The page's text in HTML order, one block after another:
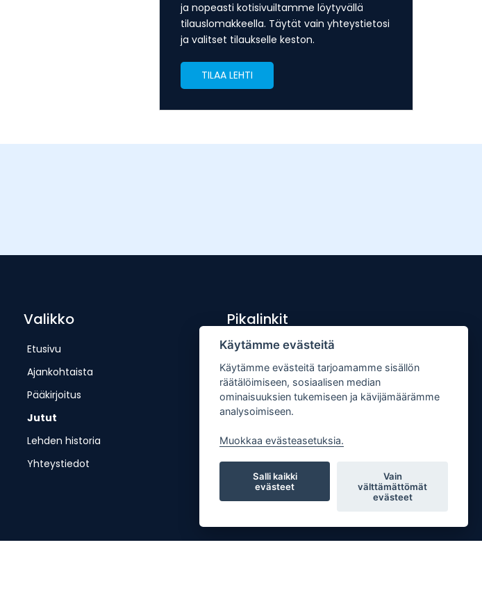
ja nopeasti kotisivuiltamme löytyvällä
tilauslomakkeella. Täytät vain yhteystietosi
ja valitset tilaukselle keston.
TILAA LEHTI
Valikko
Etusivu
Ajankohtaista
Pääkirjoitus
Jutut
Lehden historia
Yhteystiedot
Pikalinkit
Lähetä uutisvinkki
Kopiointiohje
Mediakortti
Tilaa lehti
Osoitteenmuutos
Palaute
Käytämme evästeitä
Käytämme evästeitä tarjoamamme sisällön
räätälöimiseen, sosiaalisen median
ominaisuuksien tukemiseen ja kävijämäärämme
analysoimiseen.
Muokkaa evästeasetuksia.
Salli kaikki
evästeet
Vain
välttämättömät
evästeet